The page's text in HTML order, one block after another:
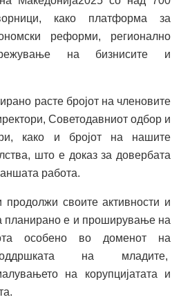
како платформа за
реформи, регионално
на бизнисите и
расте бројот на членовите
Советодавниот одбор и
како и бројот на нашите
што е доказ за довербата
работа.
продолжи своите активности и
планирано е и проширување на
особено во доменот на
на младите,
на корупцијатата и